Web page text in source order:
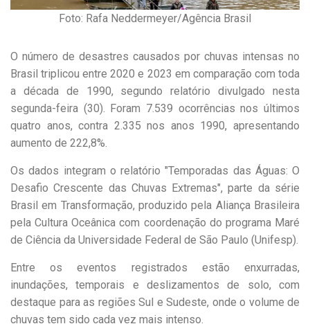
Foto: Rafa Neddermeyer/Agência Brasil
O número de desastres causados por chuvas intensas no
Brasil triplicou entre 2020 e 2023 em comparação com toda
a década de 1990, segundo relatório divulgado nesta
segunda-feira (30). Foram 7.539 ocorrências nos últimos
quatro anos, contra 2.335 nos anos 1990, apresentando
aumento de 222,8%.
Os dados integram o relatório "Temporadas das Águas: O
Desafio Crescente das Chuvas Extremas", parte da série
Brasil em Transformação, produzido pela Aliança Brasileira
pela Cultura Oceânica com coordenação do programa Maré
de Ciência da Universidade Federal de São Paulo (Unifesp).
Entre os eventos registrados estão enxurradas,
inundações, temporais e deslizamentos de solo, com
destaque para as regiões Sul e Sudeste, onde o volume de
chuvas tem sido cada vez mais intenso.